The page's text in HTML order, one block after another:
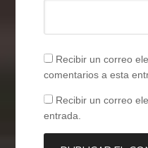
Recibir un correo
comentarios a esta
Recibir un correo
entrada.